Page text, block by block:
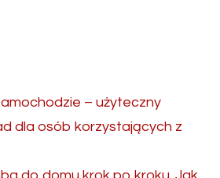
– użyteczny
dla osób korzystających z
do domu krok po kroku. Jak